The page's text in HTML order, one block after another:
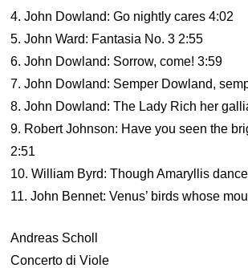
4. John Dowland: Go nightly cares 4:02
5. John Ward: Fantasia No. 3 2:55
6. John Dowland: Sorrow, come! 3:59
7. John Dowland: Semper Dowland,
8. John Dowland: The Lady Rich her
9. Robert Johnson: Have you seen the
2:51
10. William Byrd: Though Amaryllis
11. John Bennet: Venus’ birds whose
Andreas Scholl
Concerto di Viole